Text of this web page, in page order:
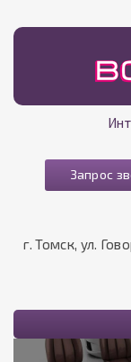
Запрос
г. Томск, ул.